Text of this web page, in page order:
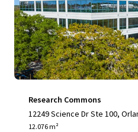
Research Commons
12249 Science Dr Ste 100,
12.076 m²